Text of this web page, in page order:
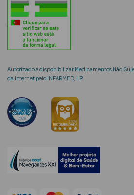
Rosto e
Cosmética
Hidratantes
Séruns Faciais
Creme de Olhos
Autorizado a disponibilizar Medicamentos Não
da Internet pelo INFARMED, I.P.